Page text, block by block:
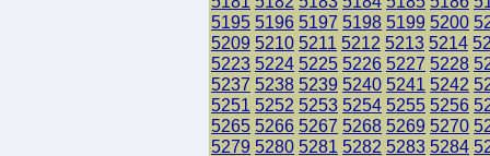
5195 5196 5197 5198 5199 5200
5209 5210 5211 5212 5213 5214
5223 5224 5225 5226 5227 5228
5237 5238 5239 5240 5241 5242
5251 5252 5253 5254 5255 5256
5265 5266 5267 5268 5269 5270
5279 5280 5281 5282 5283 5284